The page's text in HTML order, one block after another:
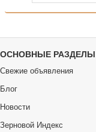
ОСНОВНЫЕ РАЗДЕЛЫ
Свежие объявления
Блог
Новости
Зерновой Индекс